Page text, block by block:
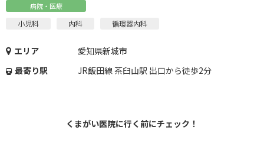
病院・医療
小児科 内科 循環器内科
エリア
愛知県新城市
最寄り駅
JR飯田線 茶臼山駅 出口から徒歩2分
くまがい医院に行く前にチェック！